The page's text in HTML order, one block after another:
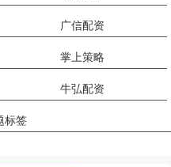
广信配资
掌上策略
牛弘配资
标签